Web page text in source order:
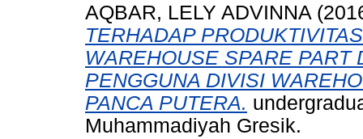
AQBAR, LELY ADVINNA
TERHADAP
WAREHOUSE SPARE
PENGGUNA DIVISI
PANCA PUTERA.
Muhammadiyah Gresik.